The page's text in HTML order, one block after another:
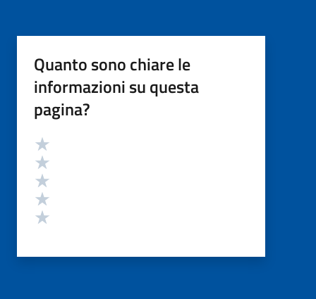
Quanto sono chiare le
informazioni su questa
pagina?
Valutazione